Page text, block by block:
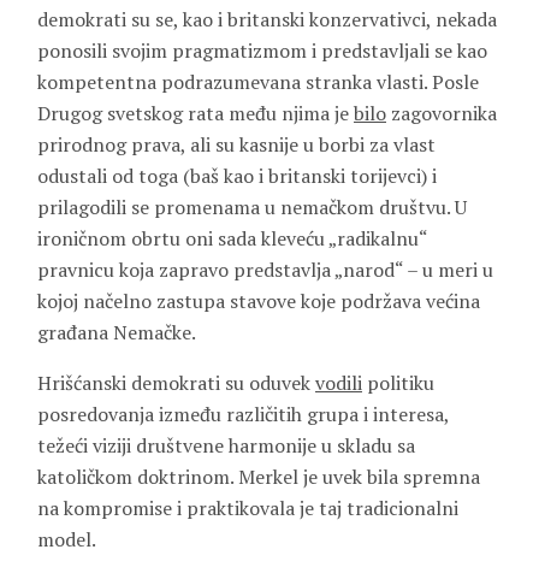
demokrati su se, kao i britanski konzervativci, nekada
ponosili svojim pragmatizmom i predstavljali se kao
kompetentna podrazumevana stranka vlasti. Posle
Drugog svetskog rata među njima jebilo zagovornika
prirodnog prava, ali su kasnije u borbi za vlast
odustali od toga (baš kao i britanski torijevci) i
prilagodili se promenama u nemačkom društvu. U
ironičnom obrtu oni sada kleveću „radikalnu“
pravnicu koja zapravo predstavlja „narod“ – u meri u
kojoj načelno zastupa stavove koje podržava većina
građana Nemačke.
Hrišćanski demokrati su oduvekvodili politiku
posredovanja između različitih grupa i interesa,
težeći viziji društvene harmonije u skladu sa
katoličkom doktrinom. Merkel je uvek bila spremna
na kompromise i praktikovala je taj tradicionalni
model.